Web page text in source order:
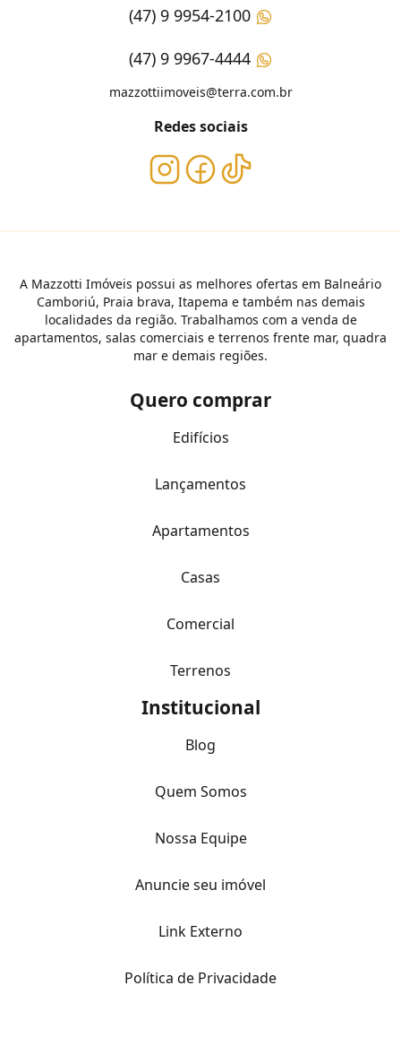
(47) 9 9954-2100
(47) 9 9967-4444
mazzottiimoveis@terra.com.br
Redes sociais
A Mazzotti Imóveis possui as melhores ofertas em Balneário
Camboriú, Praia brava, Itapema e também nas demais
localidades da região. Trabalhamos com a venda de
apartamentos, salas comerciais e terrenos frente mar, quadra
mar e demais regiões.
Quero comprar
Edifícios
Lançamentos
Apartamentos
Casas
Comercial
Terrenos
Institucional
Blog
Quem Somos
Nossa Equipe
Anuncie seu imóvel
Link Externo
Política de Privacidade